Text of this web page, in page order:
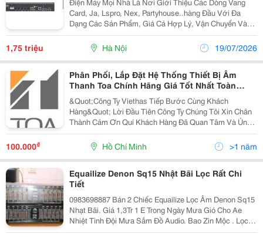
Card, Ja, Lspro, Nex, Partyhouse..hàng Đầu Với Đa
Dạng Các Sản Phẩm, Giá Cả Hợp Lý, Vận Chuyển Và
Lắp Đặt Nhanh Chóng Mang Đến Cho Khách Hàng Sự
Tiên Lợi Nhất. Vang Cơ Lai Số Card Kt-9600 Pro ...
1,75 triệu Hà Nội 19/07/2026
Phân Phối, Lắp Đặt Hệ Thống Thiết Bị Âm
Thanh Toa Chính Hãng Giá Tốt Nhất Toàn
Quốc
&Quot;Công Ty Viethas Tiếp Bước Cùng Khách
Hàng&Quot; Lời Đầu Tiên Công Ty Chúng Tôi Xin Chân
Thành Cảm Ơn Quí Khách Hàng Đã Quan Tâm Và Ủng
Hộ Các Sản Phẩm Mặt Hàng Viễn Thông Của Công Ty
Chúng Tôi. Để Khẳng Định Luôn Là Đại Lý Hàng Đầu Tại
Hcm Cung Cấp
100.000₫ Hồ Chí Minh >1 năm
Equailize Denon Sq15 Nhật Bãi Lọc Rất Chi
Tiết
0983698887 Bán 2 Chiếc Equailize Lọc Âm Denon Sq15
Nhạt Bãi. Giá 1,3Tr 1 E Trong Ngày Mưa Gió Cho Ae
Nhiệt Tình Đội Mưa Sắm Đồ Audio. Bao Zin Mộc . Lọc
Tiếng Hay. Đt 0983698887 Ae Qua Alo E Về Tiếp. Số 67